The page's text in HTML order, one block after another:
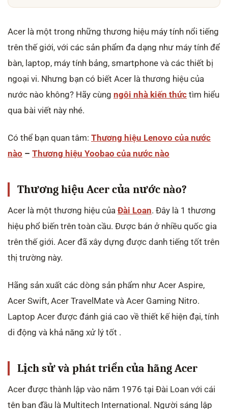
5.1.2. Hiệu suất tốt
5.1.4. Linh kiện chất lượng
5.2. Nhược điểm
5.2.1. Thời gian pin không lâu
6. So sánh laptop Acer với thương hiệu khác
6.1. Laptop Acer có giá cả cạnh tranh so với các
thương hiệu khác trong cùng phân khúc.
các thương hiệu nổi tiếng khác.
6.3. Cấu hình của laptop Acer thường được cải tiến
liên tục để đáp ứng nhu cầu người dùng.
giá cao
7. Những câu hỏi thường gặp về laptop Acer
7.1. Laptop Acer có bảo hành không?
7.2. Có thể nâng cấp linh kiện trong laptop Acer
7.3. Laptop Acer có khả năng chơi game tốt không?
7.4. Có phiên bản Windows mới nhất được cài đặt sẵn
8. Mua sản phẩm Acer chính hãng ở đâu?
Acer là một trong những thương hiệu máy tính nổi tiếng
trên thế giới, với các sản phẩm đa dạng như máy tính để
bàn, laptop, máy tính bảng, smartphone và các thiết bị
ngoại vi. Nhưng bạn có biết Acer là thương hiệu của
nước nào không? Hãy cùng ngôi nhà kiến thức tìm hiểu
qua bài viết này nhé.
Có thể bạn quan tâm: Thương hiệu Lenovo của nước
nào – Thương hiệu Yoobao của nước nào
Thương hiệu Acer của nước nào?
Acer là một thương hiệu của Đài Loan. Đây là 1 thương
hiệu phổ biến trên toàn cầu. Được bán ở nhiều quốc gia
trên thế giới. Acer đã xây dựng được danh tiếng tốt trên
thị trường này.
Hãng sản xuất các dòng sản phẩm như Acer Aspire,
Acer Swift, Acer TravelMate và Acer Gaming Nitro.
Laptop Acer được đánh giá cao về thiết kế hiện đại, tính
di động và khả năng xử lý tốt .
Lịch sử và phát triển của hãng Acer
Acer được thành lập vào năm 1976 tại Đài Loan với cái
tên ban đầu là Multitech International. Người sáng lập